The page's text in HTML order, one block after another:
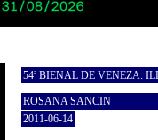
54ª BIENAL DE VENEZA:
ROSANA SANCIN
2011-06-14